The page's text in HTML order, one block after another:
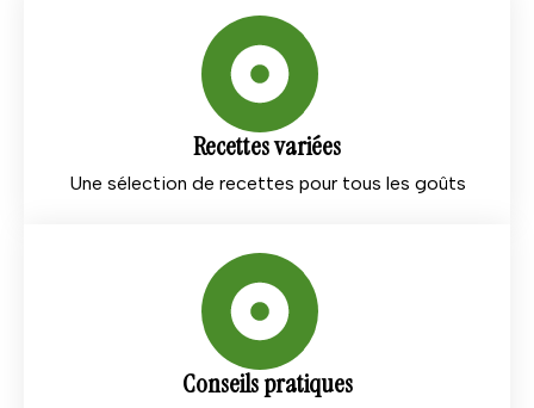
Recettes variées
Une sélection de recettes pour tous les goûts
Conseils pratiques